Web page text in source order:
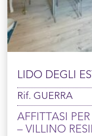
LIDO DEGLI
Rif. GUERRA
AFFITTASI PER STAGIONE TURISTICA
– VILLINO